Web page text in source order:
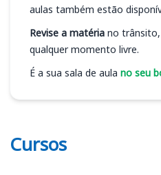
aulas também estão
Revise a matéria no
qualquer momento livre.
É a sua sala de aula no seu
Cursos